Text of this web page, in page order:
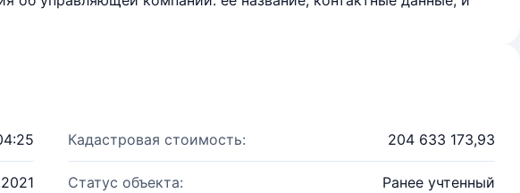
Кадастровая стоимость: 204 633 173,93
Статус объекта: Ранее учтенный